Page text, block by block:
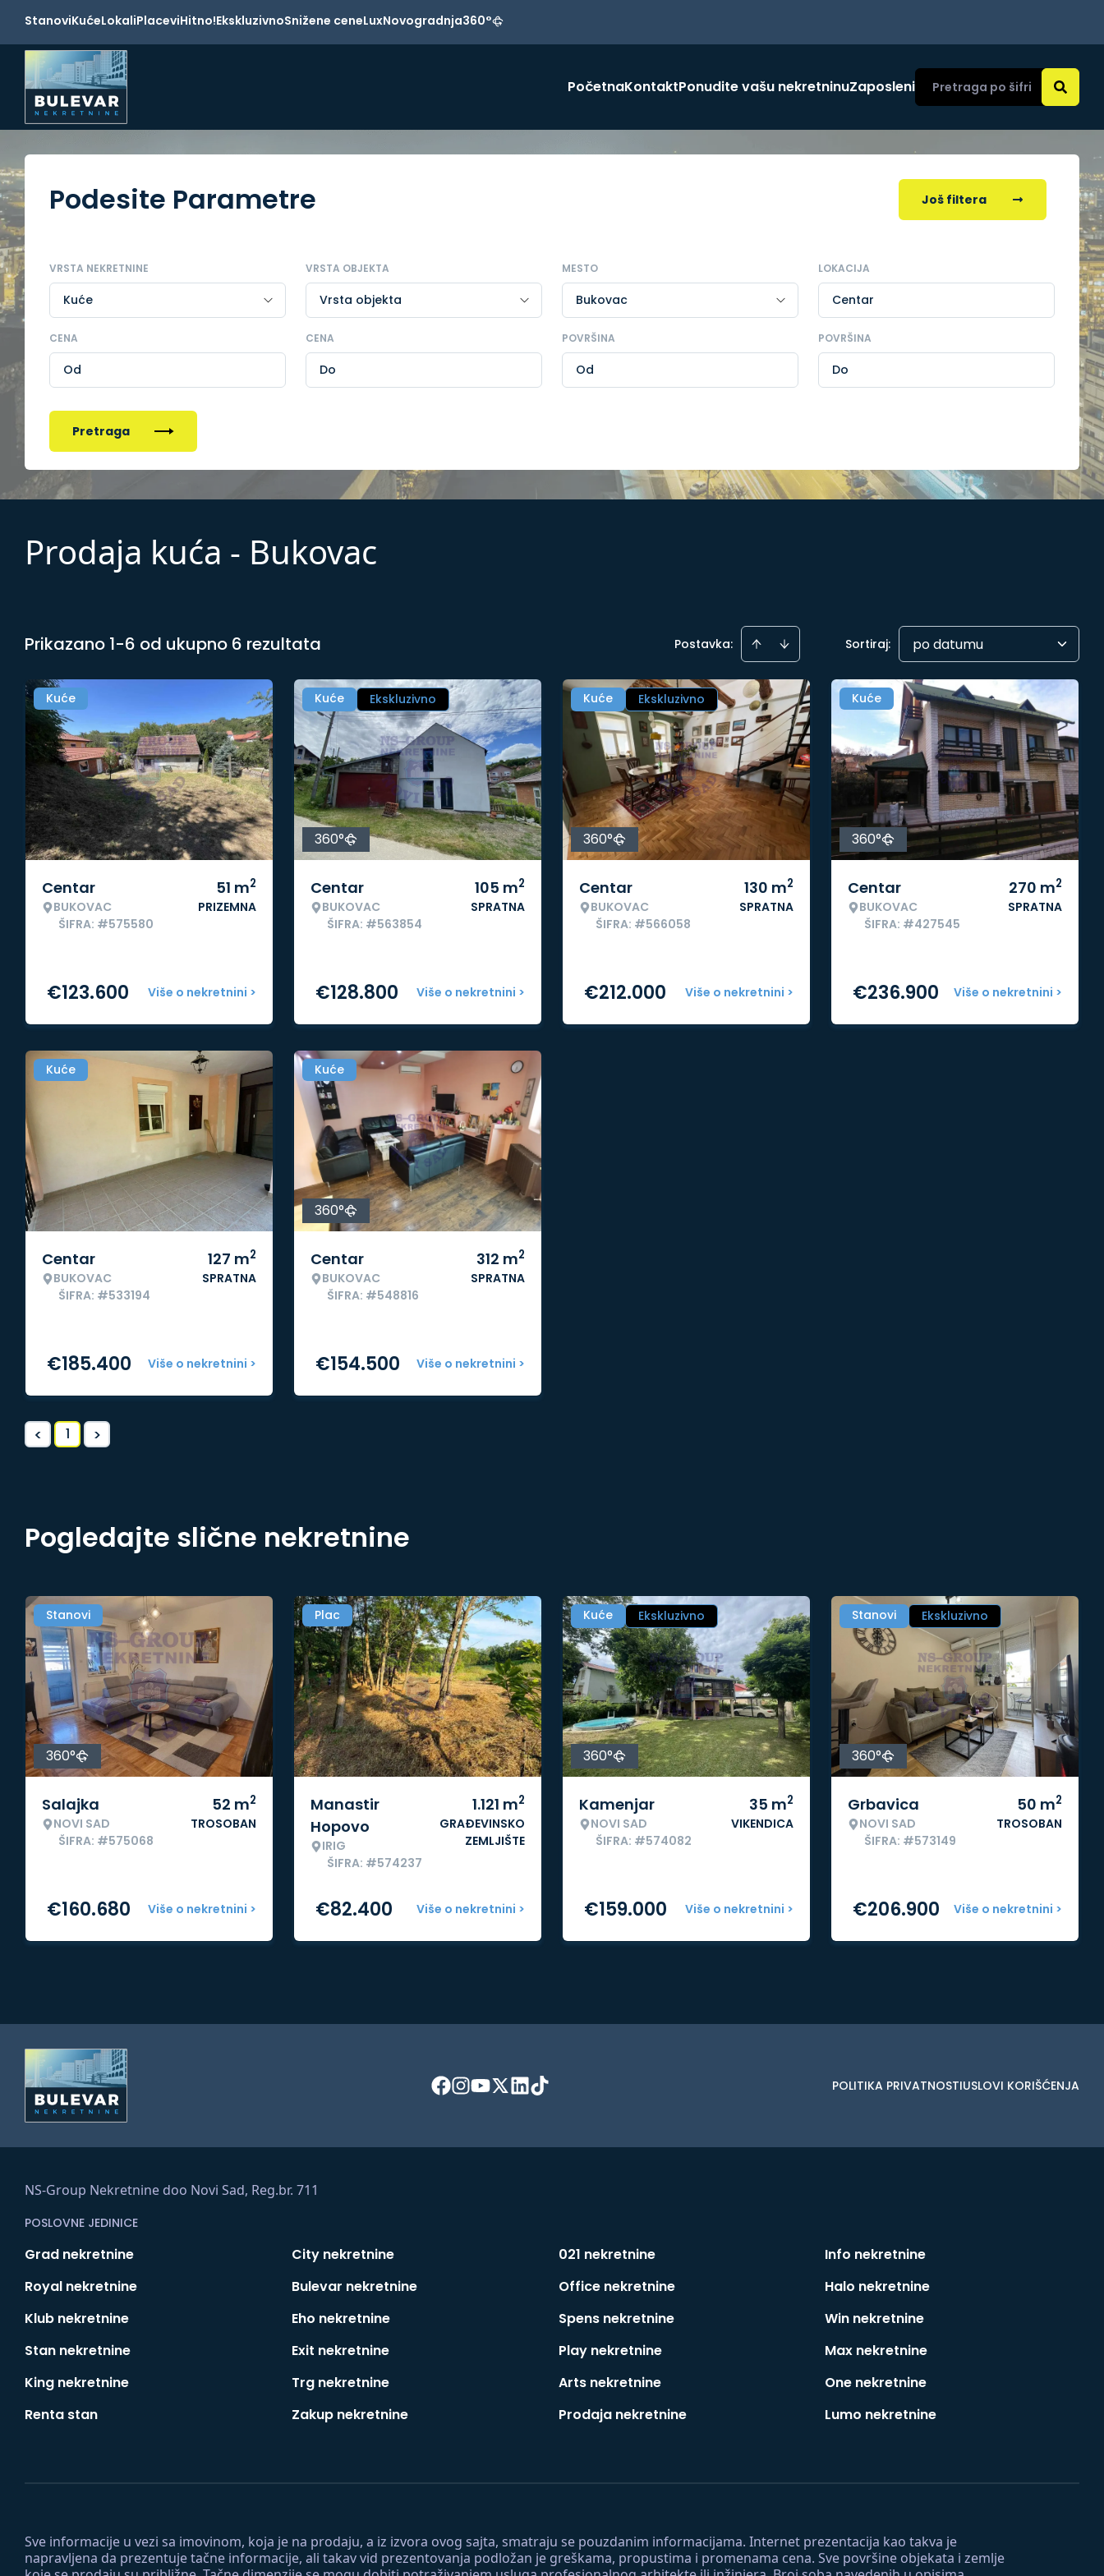
StanoviKućeLokaliPlaceviHitno!EkskluzivnoSnižene ceneLuxNovogradnja360°
PočetnaKontaktPonudite vašu nekretninuZaposleni
Podesite Parametre Još filtera
VRSTA NEKRETNINE VRSTA OBJEKTA MESTO LOKACIJA
Centar
CENA CENA POVRŠINA POVRŠINA
Pretraga
Prodaja kuća - Bukovac
Prikazano 1-6 od ukupno 6 rezultata Postavka: Sortiraj: po datumu
Kuće
Centar
BUKOVAC
ŠIFRA: #575580
51 m2
PRIZEMNA
Više o nekretnini >
€123.600
Kuće Ekskluzivno
360°
Centar
BUKOVAC
ŠIFRA: #563854
105 m2
SPRATNA
Više o nekretnini >
€128.800
Kuće Ekskluzivno
360°
Centar
BUKOVAC
ŠIFRA: #566058
130 m2
SPRATNA
Više o nekretnini >
€212.000
Kuće
360°
Centar
BUKOVAC
ŠIFRA: #427545
270 m2
SPRATNA
Više o nekretnini >
€236.900
Kuće
Centar
BUKOVAC
ŠIFRA: #533194
127 m2
SPRATNA
Više o nekretnini >
€185.400
Kuće
360°
Centar
BUKOVAC
ŠIFRA: #548816
312 m2
SPRATNA
Više o nekretnini >
€154.500
< 1 >
Pogledajte slične nekretnine
Stanovi
360°
Salajka
NOVI SAD
ŠIFRA: #575068
52 m2
TROSOBAN
Više o nekretnini >
€160.680
Plac
Manastir
Hopovo
IRIG
ŠIFRA: #574237
1.121 m2
GRAĐEVINSKO
ZEMLJIŠTE
Više o nekretnini >
€82.400
Kuće Ekskluzivno
360°
Kamenjar
NOVI SAD
ŠIFRA: #574082
35 m2
VIKENDICA
Više o nekretnini >
€159.000
Stanovi Ekskluzivno
360°
Grbavica
NOVI SAD
ŠIFRA: #573149
50 m2
TROSOBAN
Više o nekretnini >
€206.900
POLITIKA PRIVATNOSTIUSLOVI KORIŠĆENJA
Sve informacije u vezi sa imovinom, koja je na prodaju, a iz izvora ovog sajta, smatraju se pouzdanim informacijama. Internet prezentacija kao takva je
napravljena da prezentuje tačne informacije, ali takav vid prezentovanja podložan je greškama, propustima i promenama cena. Sve površine objekata i zemlje
NS-Group Nekretnine doo Novi Sad, Reg.br. 711
POSLOVNE JEDINICE
Grad nekretnine City nekretnine 021 nekretnine
Info nekretnine
Royal nekretnine
Bulevar nekretnine Office nekretnine
Halo nekretnine
Klub nekretnine
Eho nekretnine Spens nekretnine
Win nekretnine
Stan nekretnine
Exit nekretnine Play nekretnine
Max nekretnine
King nekretnine
Trg nekretnine Arts nekretnine
One nekretnine
Renta stan
Zakup nekretnine Prodaja nekretnine Lumo nekretnine